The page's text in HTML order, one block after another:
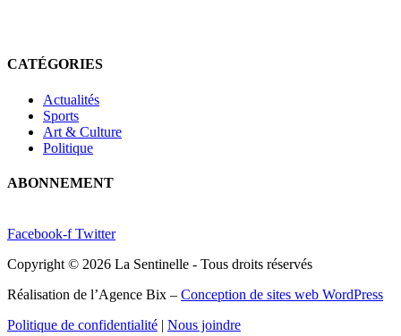
CATÉGORIES
Actualités
Sports
Art & Culture
Politique
ABONNEMENT
Facebook-f Twitter
Copyright © 2026 La Sentinelle - Tous droits réservés
Réalisation de l’Agence Bix – Conception de sites web WordPress
Politique de confidentialité | Nous joindre